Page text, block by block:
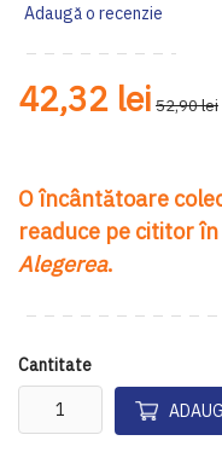
Adaugă o recenzie
42,32 lei 52,90 lei
O încântătoare
readuce pe cititor
Alegerea.
Cantitate
gallery